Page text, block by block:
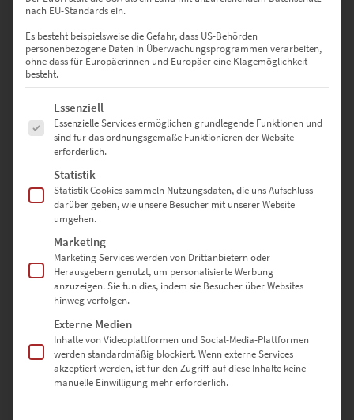
Bewertungen
Es gibt noch keine Bewertungen.
SCHREIBE DIE ERSTE BEWERTUNG FÜR „EZ01004 EIN
AUGENBLICK FRANKFURT SCHWARZ WEISS“
Deine E-Mail-Adresse wird nicht veröffentlicht.
Erforderliche Felder sind mit
DEINE BEWERTUNG *
nach EU-Standards ein.
Es besteht beispielsweise die Gefahr, dass US-Behörden
personenbezogene Daten in Überwachungsprogrammen verarbeiten,
ohne dass für Europäerinnen und Europäer eine Klagemöglichkeit
besteht.
Es folgt eine Liste der Service-Gruppen, für die eine Einwilligung
Essenziell
Essenzielle Services ermöglichen grundlegende Funktionen und
sind für das ordnungsgemäße Funktionieren der Website
erforderlich.
Statistik
Statistik-Cookies sammeln Nutzungsdaten, die uns Aufschluss
darüber geben, wie unsere Besucher mit unserer Website
umgehen.
Marketing
Marketing Services werden von Drittanbietern oder
Herausgebern genutzt, um personalisierte Werbung
anzuzeigen. Sie tun dies, indem sie Besucher über Websites
hinweg verfolgen.
Externe Medien
Inhalte von Videoplattformen und Social-Media-Plattformen
werden standardmäßig blockiert. Wenn externe Services
akzeptiert werden, ist für den Zugriff auf diese Inhalte keine
manuelle Einwilligung mehr erforderlich.